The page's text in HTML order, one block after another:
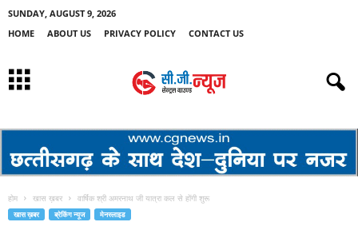
SUNDAY, AUGUST 9, 2026
HOME
ABOUT US PRIVACY POLICY CONTACT US
होम खास ख़बर वार्षिक श्री अमरनाथ जी यात्रा कल से होंगी शुरू
खास ख़बर ब्रेकिंग न्यूज मेनस्लाइड